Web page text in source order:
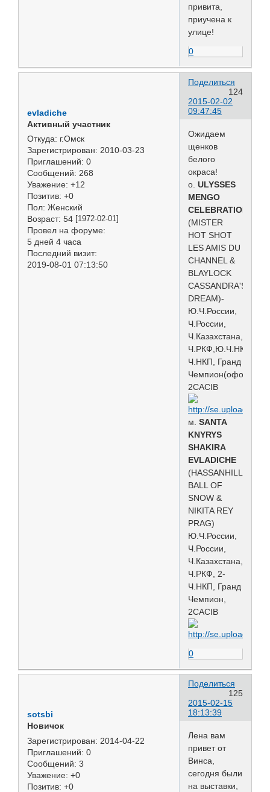
привита,
приучена к
улице!
0
Поделиться
124
2015-02-02
09:47:45
evladiche
Активный участник
Откуда: г.Омск
Зарегистрирован: 2010-03-23
Приглашений: 0
Сообщений: 268
Уважение: +12
Позитив: +0
Пол: Женский
Возраст: 54 [1972-02-01]
Провел на форуме:
5 дней 4 часа
Последний визит:
2019-08-01 07:13:50
Ожидаем
щенков
белого
окраса!
о. ULYSSES
MENGO
CELEBRATION
(MISTER
HOT SHOT
LES AMIS DU
CHANNEL &
BLAYLOCK
CASSANDRA'S
DREAM)-
Ю.Ч.России,
Ч.России,
Ч.Казахстана,
Ч.РКФ,Ю.Ч.НКП,
Ч.НКП, Гранд
Чемпион(офомл.),
2CACIB
м. SANTA
KNYRYS
SHAKIRA
EVLADICHE
(HASSANHILLS
BALL OF
SNOW &
NIKITA REY
PRAG)
Ю.Ч.России,
Ч.России,
Ч.Казахстана,
Ч.РКФ, 2-
Ч.НКП, Гранд
Чемпион,
2CACIВ
0
Поделиться
125
2015-02-15
18:13:39
sotsbi
Новичок
Зарегистрирован: 2014-04-22
Приглашений: 0
Сообщений: 3
Уважение: +0
Позитив: +0
Лена вам
привет от
Винса,
сегодня были
на выставки,